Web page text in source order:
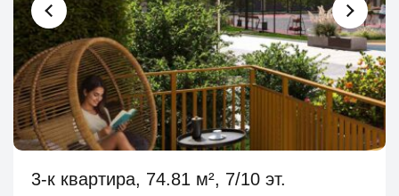
3-к квартира, 74.81 м², 7/10 эт.